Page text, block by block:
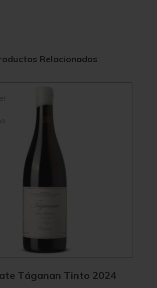
Relacionados
Táganan Tinto 2024